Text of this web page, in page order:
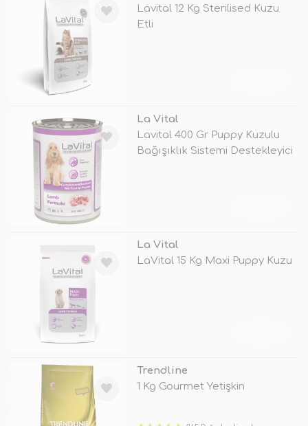
Lavital 12 Kg Sterilised Kuzu
Etli
La Vital
Lavital 400 Gr Puppy Kuzulu
Bağışıklık Sistemi Destekleyici
La Vital
LaVital 15 Kg Maxi Puppy Kuzu
Trendline
1 Kg Gourmet Yetişkin